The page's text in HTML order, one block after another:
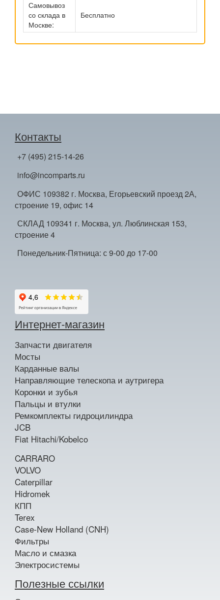
Самовывоз
со склада в
Москве:
Бесплатно
Контакты
+7 (495) 215-14-26
info@incomparts.ru
ОФИС 109382 г. Москва, Егорьевский проезд 2А,
строение 19, офис 14
СКЛАД 109341 г. Москва, ул. Люблинская 153,
строение 4
Понедельник-Пятница: с 9-00 до 17-00
Интернет-магазин
Запчасти двигателя
Мосты
Карданные валы
Направляющие телескопа и аутригера
Коронки и зубья
Пальцы и втулки
Ремкомплекты гидроцилиндра
JCB
Fiat Hitachi/Kobelco
CARRARO
VOLVO
Caterpillar
Hidromek
КПП
Terex
Case-New Holland (CNH)
Фильтры
Масло и смазка
Электросистемы
Полезные ссылки